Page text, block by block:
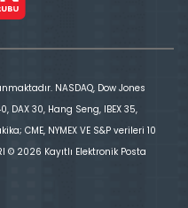
NASDAQ, Dow Jones
DAX 30, Hang Seng, IBEX 35,
CME, NYMEX VE S&P verileri 10
© 2026 Kayıtlı Elektronik Posta